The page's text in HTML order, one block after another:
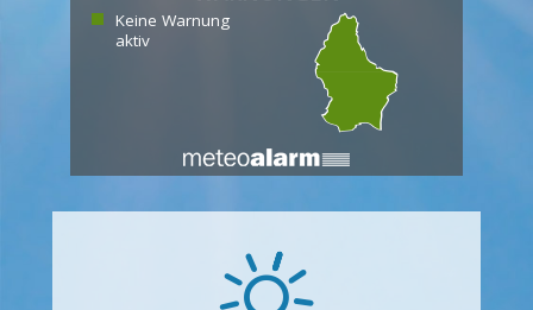
Keine Warnung
aktiv